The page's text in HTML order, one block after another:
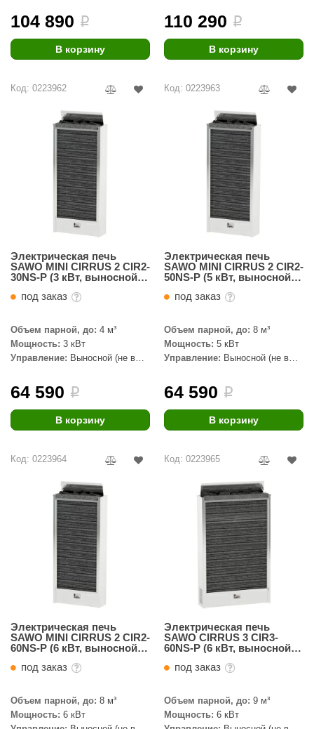
104 890 i
В корзину
110 290 i
В корзину
Код: 0223962
Электрическая печь
SAWO MINI CIRRUS 2 CIR2-
30NS-P (3 кВт, выносной
под заказ
Объем парной, до: 4 м³
Мощность: 3 кВт
Управление: Выносной (не в
64 590 i
В корзину
Код: 0223963
Электрическая печь
SAWO MINI CIRRUS 2 CIR2-
50NS-P (5 кВт, выносной
под заказ
Объем парной, до: 8 м³
Мощность: 5 кВт
Управление: Выносной (не в
64 590 i
В корзину
Код: 0223964
Электрическая печь
SAWO MINI CIRRUS 2 CIR2-
60NS-P (6 кВт, выносной
под заказ
Объем парной, до: 8 м³
Мощность: 6 кВт
Код: 0223965
Электрическая печь
SAWO CIRRUS 3 CIR3-
60NS-P (6 кВт, выносной
под заказ
Объем парной, до: 9 м³
Мощность: 6 кВт